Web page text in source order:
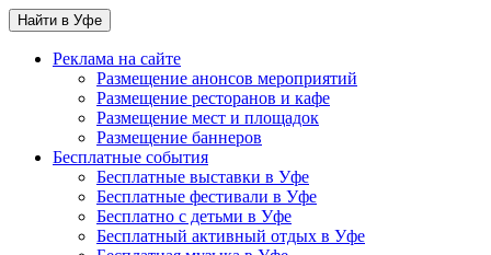
Найти в Уфе
Реклама на сайте
Размещение анонсов мероприятий
Размещение ресторанов и кафе
Размещение мест и площадок
Размещение баннеров
Бесплатные события
Бесплатные выставки в Уфе
Бесплатные фестивали в Уфе
Бесплатно с детьми в Уфе
Бесплатный активный отдых в Уфе